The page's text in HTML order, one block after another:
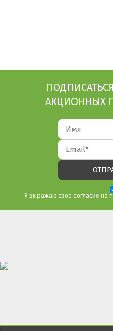
АКЦИОННЫХ
Я выражаю свое согласие на